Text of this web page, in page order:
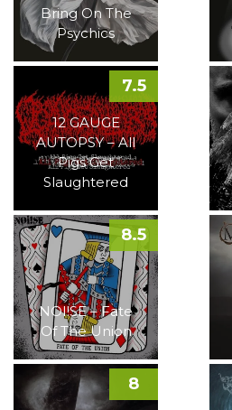
Bring On The
Psychics
12 GAUGE
AUTOPSY – All
Pigs Get
Slaughtered
7.5
NOI!SE – Fate
Of The Union
8.5
8